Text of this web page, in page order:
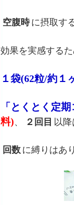
空腹時 に摂取す
効果を実感する
１袋(62粒/約１
「とくとく定期
料)、 ２回目 以
回数 に縛りはあ